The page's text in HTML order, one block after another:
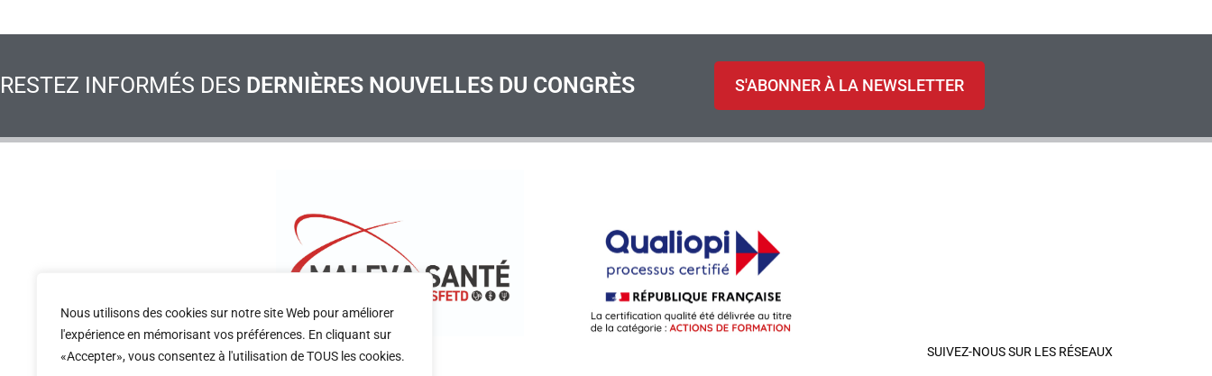
Nous utilisons des cookies sur notre site Web pour améliorer
l'expérience en mémorisant vos préférences. En cliquant sur
«Accepter», vous consentez à l'utilisation de TOUS les cookies.
RESTEZ INFORMÉS DES DERNIÈRES NOUVELLES DU CONGRÈS S'ABONNER À LA NEWSLETTER
CONSULTEZ LE RÈGLEMENT INTÉRIEUR DU CONGRÈS SUIVEZ-NOUS SUR LES RÉSEAUX